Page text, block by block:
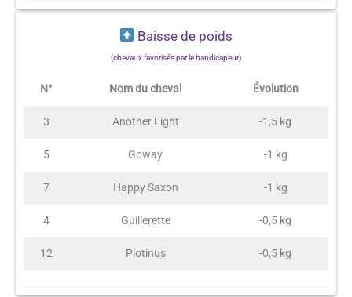
Baisse de poids
(chevaux favorisés par le handicapeur)
N° Nom du cheval Évolution
3 Another Light -1,5 kg
5 Goway -1 kg
7 Happy Saxon -1 kg
4 Guillerette -0,5 kg
12 Plotinus -0,5 kg